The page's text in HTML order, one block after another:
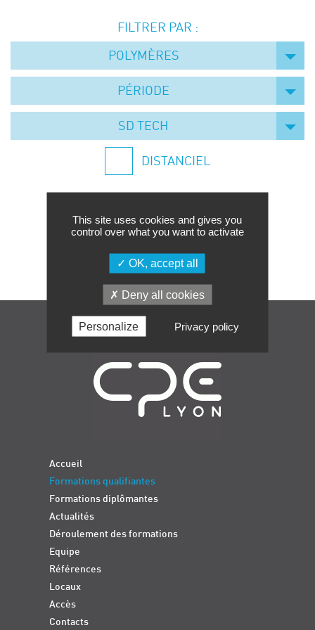
Symposium on Chain Transfer Catalysis for
sustainability – September 15 and 16, 2026
FRENCH-CHINESE CONFERENCE ON GREEN
Contacts
FILTRER PAR :
POLYMÈRES
PÉRIODE
SD TECH
DISTANCIEL
Navigation
Accueil
Formations qualifiantes
Formations diplômantes
Actualités
Déroulement des formations
Equipe
Références
Locaux
Accès
Contacts
This site uses cookies and gives you
control over what you want to activate
OK, accept all
Deny all cookies
Personalize Privacy policy